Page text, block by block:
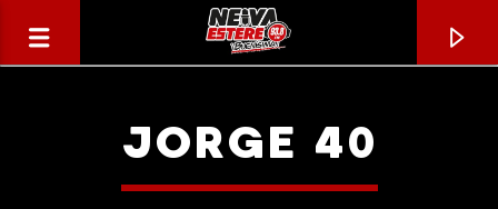
JORGE 40